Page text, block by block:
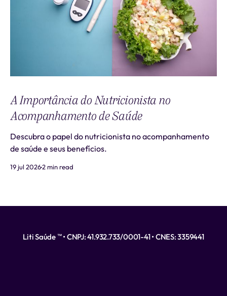
A Importância do Nutricionista no
Acompanhamento de Saúde
Descubra o papel do nutricionista no acompanhamento
de saúde e seus benefícios.
19 jul 20262 min read
Liti Saúde ™ • CNPJ: 41.932.733/0001-41 • CNES: 3359441